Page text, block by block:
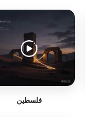
فلسطين